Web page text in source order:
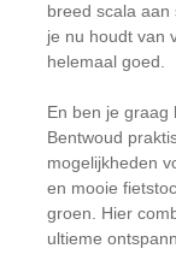
breed scala
je nu houdt van
helemaal goed.
En ben je graag
Bentwoud
mogelijkheden
en mooie
groen. Hier
ultieme